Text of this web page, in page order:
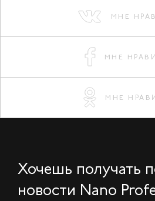
МНЕ
МНЕ
МНЕ
Хочешь получать
новости Nano